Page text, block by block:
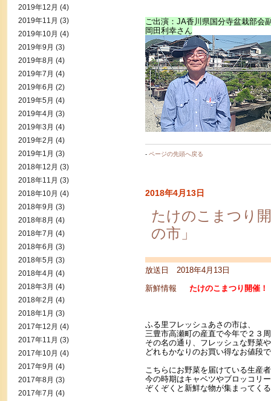
ご出演：JA香川県国分寺盆栽部会
岡田利幸さん
- ページの先頭へ戻る
2018年4月13日
たけのこまつり
の市」
放送日 2018年4月13日
新鮮情報
たけのこまつり開催！
ふる里フレッシュあさの市は、
三豊市高瀬町の産直で今年で２３
その名の通り、フレッシュな野菜
どれもかなりのお買い得なお値段
こちらにお野菜を届けている生産
今の時期はキャベツやブロッコリ
ぞくぞくと新鮮な物が集まってく
2019年12月 (4)
2019年11月 (3)
2019年10月 (4)
2019年9月 (3)
2019年8月 (4)
2019年7月 (4)
2019年6月 (2)
2019年5月 (4)
2019年4月 (3)
2019年3月 (4)
2019年2月 (4)
2019年1月 (3)
2018年12月 (3)
2018年11月 (3)
2018年10月 (4)
2018年9月 (3)
2018年8月 (4)
2018年7月 (4)
2018年6月 (3)
2018年5月 (3)
2018年4月 (4)
2018年3月 (4)
2018年2月 (4)
2018年1月 (3)
2017年12月 (4)
2017年11月 (3)
2017年10月 (4)
2017年9月 (4)
2017年8月 (3)
2017年7月 (4)